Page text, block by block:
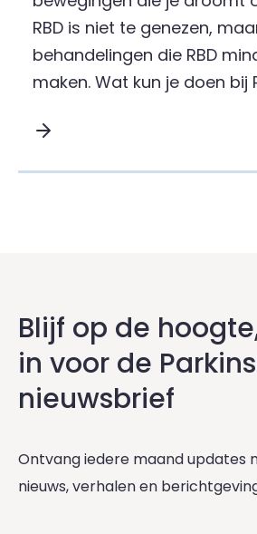
RBD is niet te genezen,
behandelingen die RBD
maken. Wat kun je doen bij
Blijf op de
in voor de
nieuwsbrief
Ontvang iedere maand updates
nieuws, verhalen en